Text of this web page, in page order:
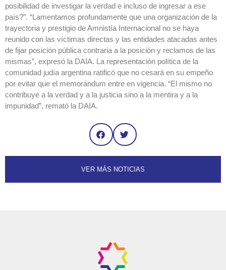
posibilidad de investigar la verdad e incluso de ingresar a ese
país?”. “Lamentamos profundamente que una organización de la
trayectoria y prestigio de Amnistía Internacional no se haya
reunido con las víctimas directas y las entidades atacadas antes
de fijar posición pública contraria a la posición y reclamos de las
mismas”, expresó la DAIA. La representación política de la
comunidad judía argentina ratificó que no cesará en su empeño
por evitar que el memorándum entre en vigencia. “El mismo no
contribuye a la verdad y a la justicia sino a la mentira y a la
impunidad”, remató la DAIA.
VER MÁS NOTICIAS